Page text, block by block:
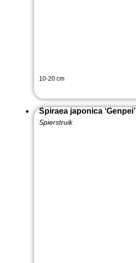
10-20 cm
Spiraea japonica ‘Genpei’
Spierstruik